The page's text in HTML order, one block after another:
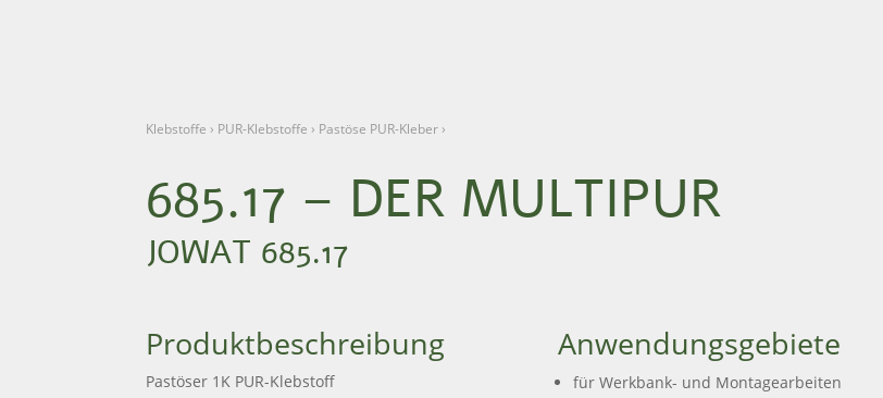
Klebstoffe › PUR-Klebstoffe › Pastöse PUR-Kleber ›
685.17 – DER MULTIPUR
JOWAT 685.17
Produktbeschreibung
Pastöser 1K PUR-Klebstoff
Anwendungsgebiete
für Werkbank- und Montagearbeiten